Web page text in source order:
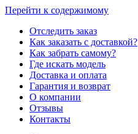
Перейти к содержимому
Отследить заказ
Как заказать с доставкой?
Как забрать самому?
Где искать модель
Доставка и оплата
Гарантия и возврат
О компании
Отзывы
Контакты